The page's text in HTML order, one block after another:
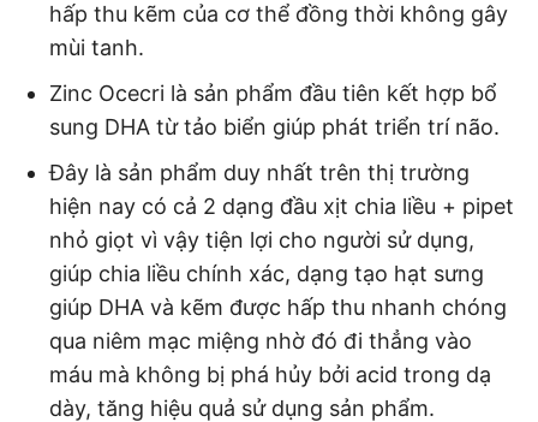
hấp thu kẽm của cơ thể đồng thời không gây
mùi tanh.
Zinc Ocecri là sản phẩm đầu tiên kết hợp bổ
sung DHA từ tảo biển giúp phát triển trí não.
Đây là sản phẩm duy nhất trên thị trường
hiện nay có cả 2 dạng đầu xịt chia liều + pipet
nhỏ giọt vì vậy tiện lợi cho người sử dụng,
giúp chia liều chính xác, dạng tạo hạt sưng
giúp DHA và kẽm được hấp thu nhanh chóng
qua niêm mạc miệng nhờ đó đi thẳng vào
máu mà không bị phá hủy bởi acid trong dạ
dày, tăng hiệu quả sử dụng sản phẩm.